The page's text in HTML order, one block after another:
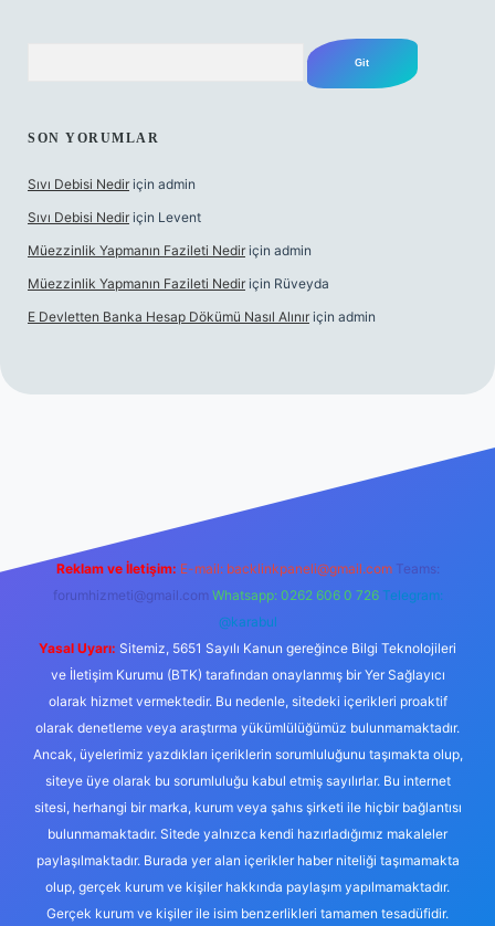
SON YORUMLAR
Sıvı Debisi Nedir için admin
Sıvı Debisi Nedir için Levent
Müezzinlik Yapmanın Fazileti Nedir için admin
Müezzinlik Yapmanın Fazileti Nedir için Rüveyda
E Devletten Banka Hesap Dökümü Nasıl Alınır için admin
Reklam ve İletişim: E-mail: backlinkpaneli@gmail.com Teams:
forumhizmeti@gmail.com Whatsapp: 0262 606 0 726 Telegram:
@karabul
Yasal Uyarı: Sitemiz, 5651 Sayılı Kanun gereğince Bilgi Teknolojileri
ve İletişim Kurumu (BTK) tarafından onaylanmış bir Yer Sağlayıcı
olarak hizmet vermektedir. Bu nedenle, sitedeki içerikleri proaktif
olarak denetleme veya araştırma yükümlülüğümüz bulunmamaktadır.
Ancak, üyelerimiz yazdıkları içeriklerin sorumluluğunu taşımakta olup,
siteye üye olarak bu sorumluluğu kabul etmiş sayılırlar. Bu internet
sitesi, herhangi bir marka, kurum veya şahıs şirketi ile hiçbir bağlantısı
bulunmamaktadır. Sitede yalnızca kendi hazırladığımız makaleler
paylaşılmaktadır. Burada yer alan içerikler haber niteliği taşımamakta
olup, gerçek kurum ve kişiler hakkında paylaşım yapılmamaktadır.
Gerçek kurum ve kişiler ile isim benzerlikleri tamamen tesadüfidir.